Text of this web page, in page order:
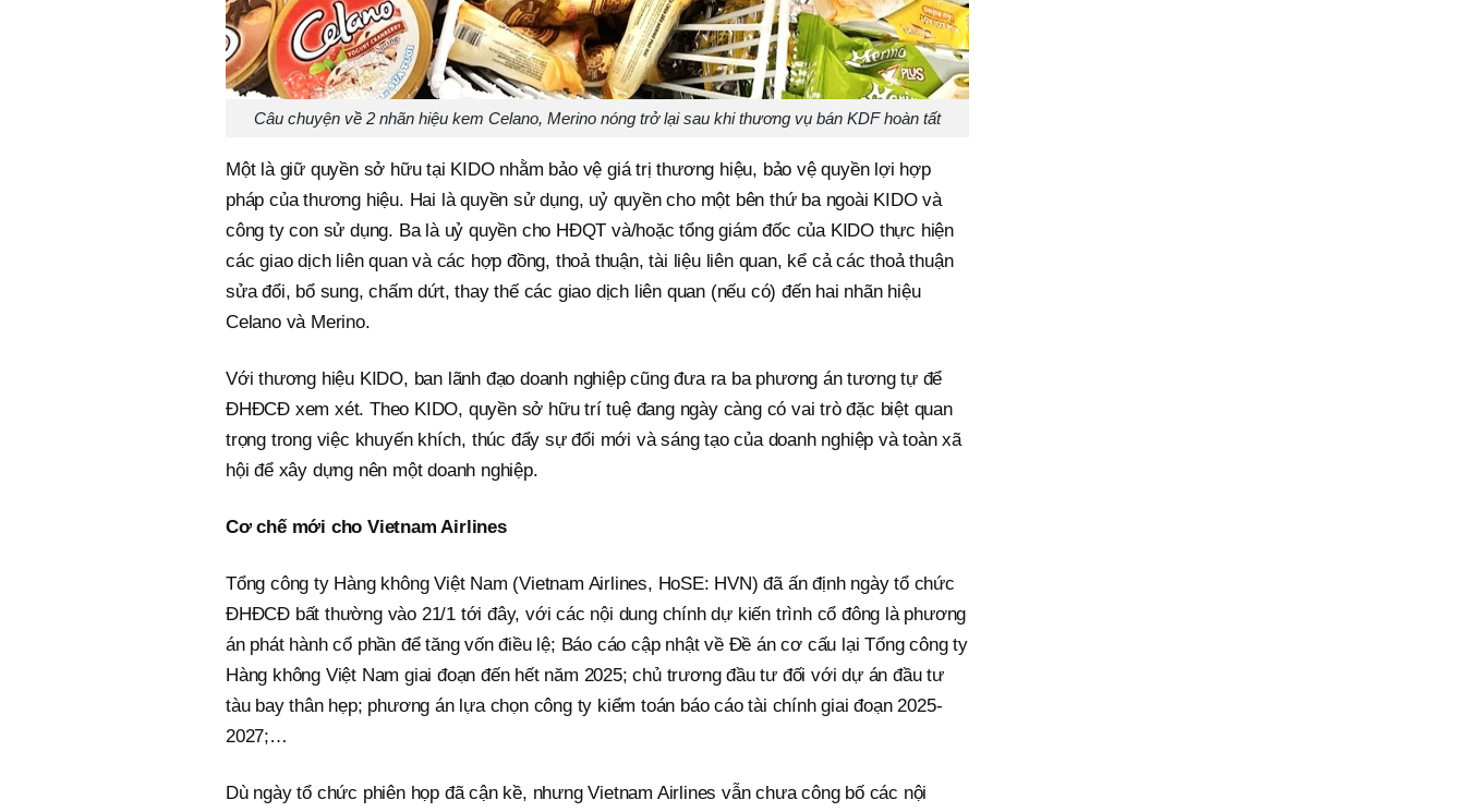
Câu chuyện về 2 nhãn hiệu kem Celano, Merino nóng trở lại sau khi thương vụ bán KDF hoàn tất
Một là giữ quyền sở hữu tại KIDO nhằm bảo vệ giá trị thương hiệu, bảo vệ quyền lợi hợp
pháp của thương hiệu. Hai là quyền sử dụng, uỷ quyền cho một bên thứ ba ngoài KIDO và
công ty con sử dụng. Ba là uỷ quyền cho HĐQT và/hoặc tổng giám đốc của KIDO thực hiện
các giao dịch liên quan và các hợp đồng, thoả thuận, tài liệu liên quan, kể cả các thoả thuận
sửa đổi, bổ sung, chấm dứt, thay thế các giao dịch liên quan (nếu có) đến hai nhãn hiệu
Celano và Merino.
Với thương hiệu KIDO, ban lãnh đạo doanh nghiệp cũng đưa ra ba phương án tương tự để
ĐHĐCĐ xem xét. Theo KIDO, quyền sở hữu trí tuệ đang ngày càng có vai trò đặc biệt quan
trọng trong việc khuyến khích, thúc đẩy sự đổi mới và sáng tạo của doanh nghiệp và toàn xã
hội để xây dựng nên một doanh nghiệp.
Cơ chế mới cho Vietnam Airlines
Tổng công ty Hàng không Việt Nam (Vietnam Airlines, HoSE: HVN) đã ấn định ngày tổ chức
ĐHĐCĐ bất thường vào 21/1 tới đây, với các nội dung chính dự kiến trình cổ đông là phương
án phát hành cổ phần để tăng vốn điều lệ; Báo cáo cập nhật về Đề án cơ cấu lại Tổng công ty
Hàng không Việt Nam giai đoạn đến hết năm 2025; chủ trương đầu tư đối với dự án đầu tư
tàu bay thân hẹp; phương án lựa chọn công ty kiểm toán báo cáo tài chính giai đoạn 2025-
2027;…
Dù ngày tổ chức phiên họp đã cận kề, nhưng Vietnam Airlines vẫn chưa công bố các nội